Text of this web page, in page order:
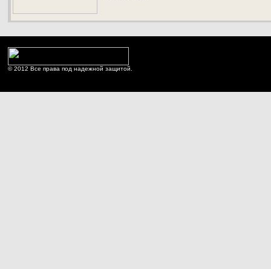
© 2012 Все права под надежной защитой.